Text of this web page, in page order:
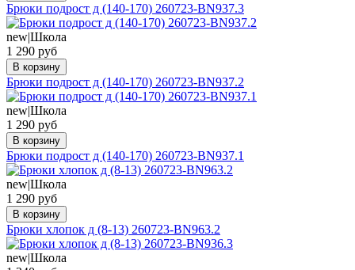
Брюки подрост д (140-170) 260723-BN937.3
new|Школа
1 290 руб
В корзину
Брюки подрост д (140-170) 260723-BN937.2
new|Школа
1 290 руб
В корзину
Брюки подрост д (140-170) 260723-BN937.1
new|Школа
1 290 руб
В корзину
Брюки хлопок д (8-13) 260723-BN963.2
new|Школа